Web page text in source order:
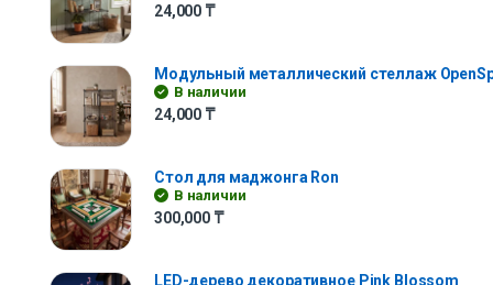
24,000 ₸
Модульный металлический стеллаж
В наличии
24,000 ₸
Стол для маджонга Ron
В наличии
300,000 ₸
LED-дерево декоративное Pink Blossom